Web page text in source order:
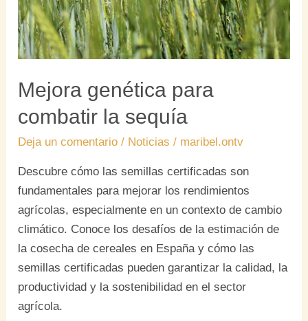
Mejora genética para
combatir la sequía
Deja un comentario / Noticias / maribel.ontv
Descubre cómo las semillas certificadas son
fundamentales para mejorar los rendimientos
agrícolas, especialmente en un contexto de cambio
climático. Conoce los desafíos de la estimación de
la cosecha de cereales en España y cómo las
semillas certificadas pueden garantizar la calidad, la
productividad y la sostenibilidad en el sector
agrícola.